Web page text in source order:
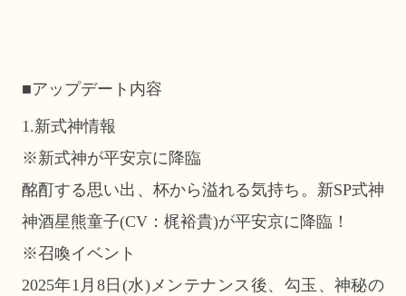
■アップデート内容
1.新式神情報
※新式神が平安京に降臨
酩酊する思い出、杯から溢れる気持ち。新SP式神
神酒星熊童子(CV：梶裕貴)が平安京に降臨！
※召喚イベント
2025年1月8日(水)メンテナンス後、勾玉、神秘の